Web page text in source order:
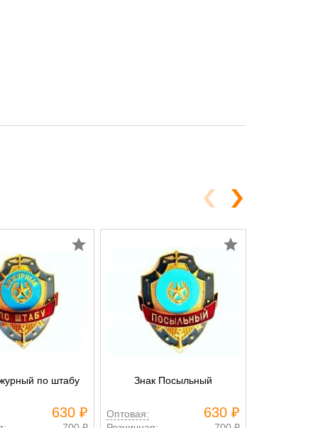
по штабу
630 ₽
Знак Посыльный
Оптовая: 630 ₽